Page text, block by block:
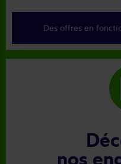
Des offres en
nos